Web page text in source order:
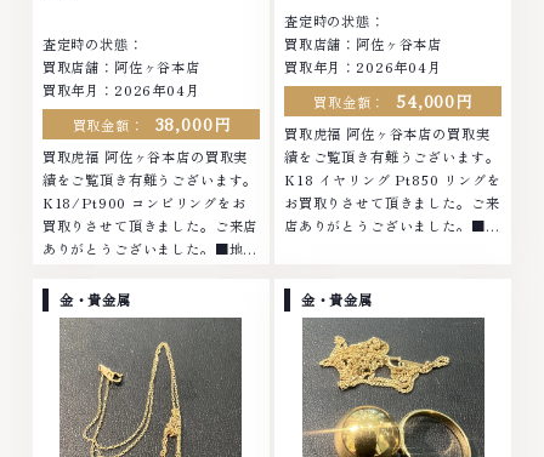
査定時の状態：
買取店舗：阿佐ヶ谷本店
買取年月：2026年04月
買取金額：
38,000円
買取虎福 阿佐ヶ谷本店の買取実
績をご覧頂き有難うございます。
K18/Pt900 コンビリングをお
買取りさせて頂きました。ご来店
ありがとうございました。■地域
ヤモンド ブランド品 ブランド衣
類 お酒買取りのことなら、お任
せくださいなかでも金・プラチナ
等のアクセサリー・貴金属・宝
石・ダイヤモンド・ジュエリーや
ブランド品・時計等は特に自信を
持って、高額査定を実現しており
査定時の状態：
買取店舗：阿佐ヶ谷本店
買取年月：2026年04月
買取金額：
54,000円
買取虎福 阿佐ヶ谷本店の買取実
績をご覧頂き有難うございます。
K18 イヤリング Pt850 リングを
お買取りさせて頂きました。ご来
店ありがとうございました。■地
衣類 お酒買取りのことなら、お
任せくださいなかでも金・プラチ
ナ等のアクセサリー・貴金属・宝
石・ダイヤモンド・ジュエリーや
ブランド品・時計等は特に自信を
持って、高額査定を実現しており
ます。 古くて使わなくなってし
金・貴金属 金・貴金属